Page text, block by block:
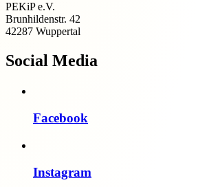
PEKiP e.V.
Brunhildenstr. 42
42287 Wuppertal
Social Media
Facebook
Instagram